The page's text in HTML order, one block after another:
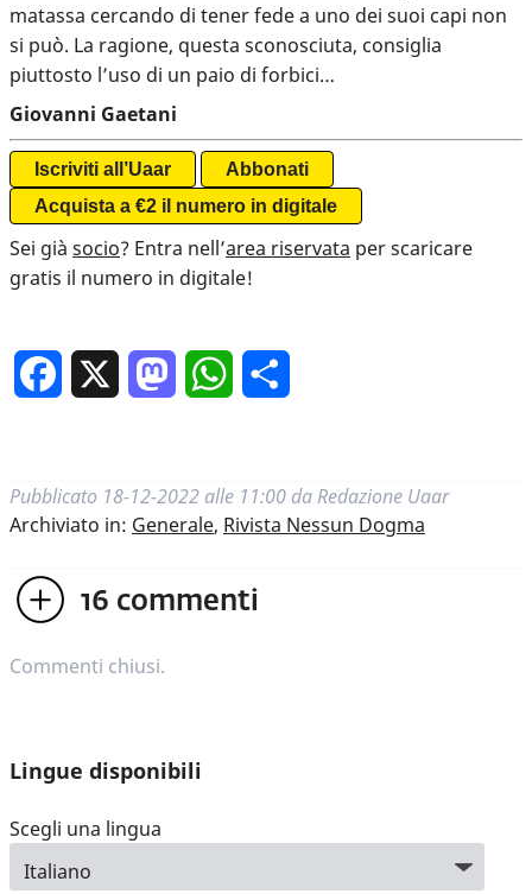
matassa cercando di tener fede a uno dei suoi capi non
si può. La ragione, questa sconosciuta, consiglia
piuttosto l’uso di un paio di forbici…
Giovanni Gaetani
Iscriviti all’Uaar
Abbonati
Acquista a €2 il numero in digitale
Sei già socio? Entra nell’area riservata per scaricare
gratis il numero in digitale!
Facebook MastodonWhatsApp
Pubblicato 18-12-2022 alle 11:00 da Redazione Uaar
Archiviato in: Generale, Rivista Nessun Dogma
16 commenti
Commenti chiusi.
Lingue disponibili
Scegli una lingua